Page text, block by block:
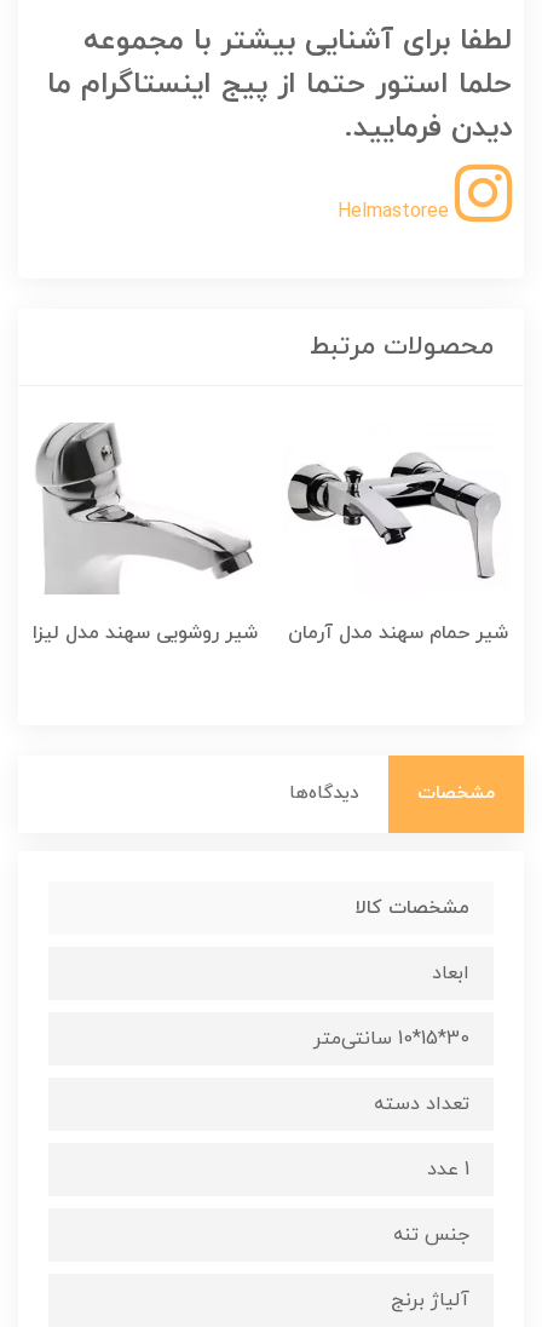
لطفا برای آشنایی بیشتر با مجموعه
حلما استور حتما از پیج اینستاگرام ما
دیدن فرمایید.
Helmastoree
محصولات مرتبط
شیر حمام سهند مدل آرمان شیر روشویی سهند مدل لیزا
مشخصات دیدگاه‌ها
مشخصات کالا
ابعاد
30*15*10 سانتی‌متر
تعداد دسته
1 عدد
جنس تنه
آلیاژ برنج